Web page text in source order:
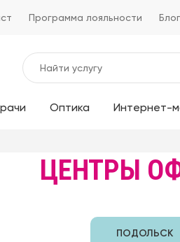
Программа лояльности Блог
Оптика Интернет-
ЦЕНТРЫ
ПОДОЛЬСК